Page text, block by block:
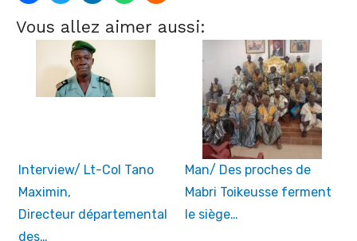
Vous allez aimer aussi:
Interview/ Lt-Col Tano
Maximin,
Directeur départemental
des…
Man/ Des proches de
Mabri Toikeusse ferment
le siège…